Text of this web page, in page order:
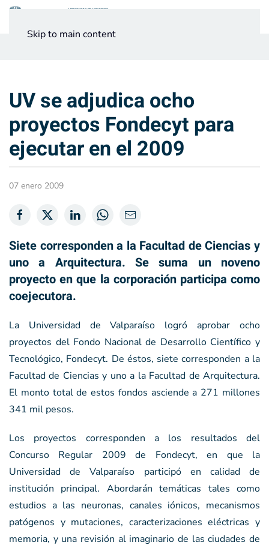
Skip to main content
UV se adjudica ocho
proyectos Fondecyt para
ejecutar en el 2009
07 enero 2009
Siete corresponden a la Facultad de Ciencias y
uno a Arquitectura. Se suma un noveno
proyecto en que la corporación participa como
coejecutora.
La Universidad de Valparaíso logró aprobar ocho
proyectos del Fondo Nacional de Desarrollo Científico y
Tecnológico, Fondecyt. De éstos, siete corresponden a la
Facultad de Ciencias y uno a la Facultad de Arquitectura.
El monto total de estos fondos asciende a 271 millones
341 mil pesos.
Los proyectos corresponden a los resultados del
Concurso Regular 2009 de Fondecyt, en que la
Universidad de Valparaíso participó en calidad de
institución principal. Abordarán temáticas tales como
estudios a las neuronas, canales iónicos, mecanismos
patógenos y mutaciones, caracterizaciones eléctricas y
memoria, y una revisión al imaginario de las ciudades de